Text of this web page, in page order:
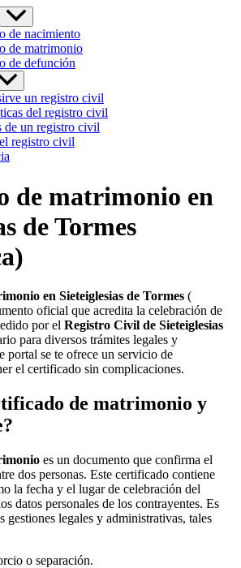
de nacimiento
de matrimonio
de defunción
un registro civil
del registro civil
de un registro civil
registro civil
de matrimonio en
de Tormes
en Sieteiglesias de Tormes (
oficial que acredita la celebración de
por el Registro Civil de Sieteiglesias
para diversos trámites legales y
portal se te ofrece un servicio de
el certificado sin complicaciones.
de matrimonio y
es un documento que confirma el
dos personas. Este certificado contiene
la fecha y el lugar de celebración del
datos personales de los contrayentes. Es
gestiones legales y administrativas, tales
o separación.